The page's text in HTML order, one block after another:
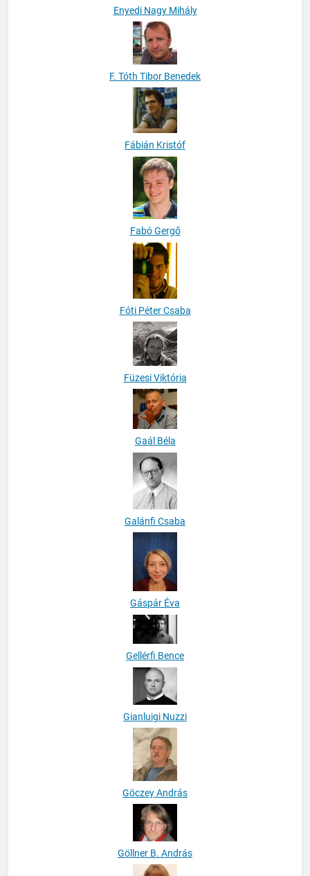
Enyedi Nagy Mihály
F. Tóth Tibor Benedek
Fábián Kristóf
Fabó Gergő
Fóti Péter Csaba
Füzesi Viktória
Gaál Béla
Galánfi Csaba
Gáspár Éva
Gellérfi Bence
Gianluigi Nuzzi
Göczey András
Göllner B. András